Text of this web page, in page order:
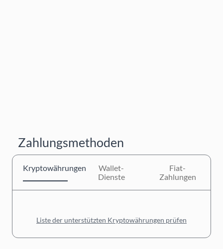
Zahlungsmethoden
Kryptowährungen
Wallet-
Dienste
Fiat-
Zahlungen
Liste der unterstützten Kryptowährungen prüfen